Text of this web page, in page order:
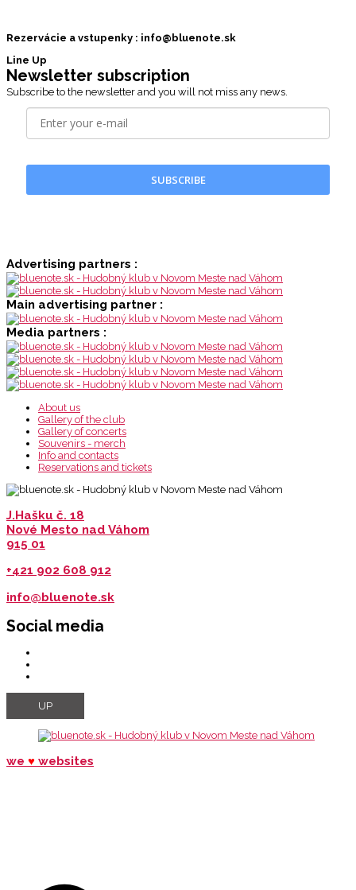
Rezervácie a vstupenky : info@bluenote.sk
Line Up
Newsletter subscription
Subscribe to the newsletter and you will not miss any news.
SUBSCRIBE
Advertising partners :
Main advertising partner :
Media partners :
About us
Gallery of the club
Gallery of concerts
Souvenirs - merch
Info and contacts
Reservations and tickets
J.Hašku č. 18
Nové Mesto nad Váhom
915 01
+421 902 608 912
info@bluenote.sk
Social media
UP
we ♥ websites